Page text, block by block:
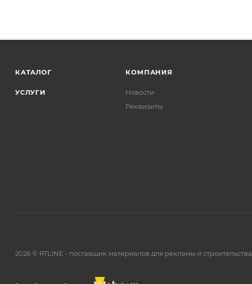
КАТАЛОГ
УСЛУГИ
КОМПАНИЯ
Новости
Реквизиты
2026 © RTLINE - поставщик материалов для рекламы и строительства